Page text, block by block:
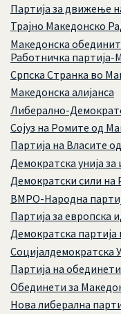
Партија за движење
Трајно Македонско
Македонска
Работничка
Српска Странка во
Македонска алијанса
Либерално-
Сојуз на Ромите од
Партија на Власите
Демократска унија
Демократски сили
ВМРО-Народна
Партија за европска
Демократска
Социјалдемократска
Партија на
Обединети за
Нова либерална